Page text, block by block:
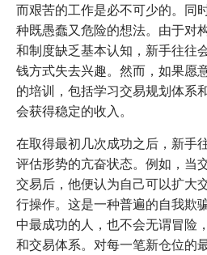
而艰苦的工作是必不可少的。同
种既愚蠢又危险的想法。由于对
和制度缺乏基本认知，新手往往
钱方式失去兴趣。然而，如果愿
的培训，包括学习交易规划体系
会获得稳定的收入。
在取得最初几次成功之后，新手
评估形势的亢奋状态。例如，当
交易后，他便认为自己可以扩大
行操作。这是一种普遍的自我欺
中最成功的人，也不会无谓冒险
和交易体系。对每一笔新仓位的